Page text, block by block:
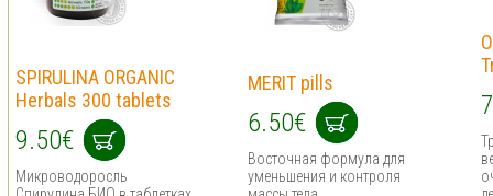
SPIRULINA ORGANIC
Herbals 300 tablets
9.50€
Микроводоросль
MERIT pills
6.50€
Восточная формула для
уменьшения и контроля